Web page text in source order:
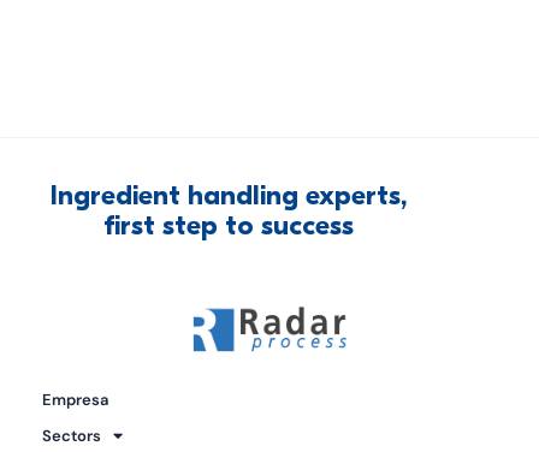
Ingredient handling experts,
first step to success
Empresa
Sectors